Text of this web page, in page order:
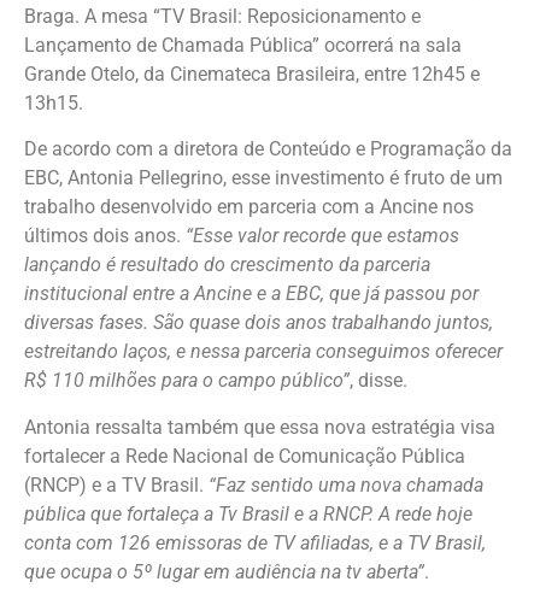
Braga. A mesa “TV Brasil: Reposicionamento e
Lançamento de Chamada Pública” ocorrerá na sala
Grande Otelo, da Cinemateca Brasileira, entre 12h45 e
13h15.
De acordo com a diretora de Conteúdo e Programação da
EBC, Antonia Pellegrino, esse investimento é fruto de um
trabalho desenvolvido em parceria com a Ancine nos
últimos dois anos. “Esse valor recorde que estamos
lançando é resultado do crescimento da parceria
institucional entre a Ancine e a EBC, que já passou por
diversas fases. São quase dois anos trabalhando juntos,
estreitando laços, e nessa parceria conseguimos oferecer
R$ 110 milhões para o campo público”, disse.
Antonia ressalta também que essa nova estratégia visa
fortalecer a Rede Nacional de Comunicação Pública
(RNCP) e a TV Brasil. “Faz sentido uma nova chamada
pública que fortaleça a Tv Brasil e a RNCP. A rede hoje
conta com 126 emissoras de TV afiliadas, e a TV Brasil,
que ocupa o 5º lugar em audiência na tv aberta”.